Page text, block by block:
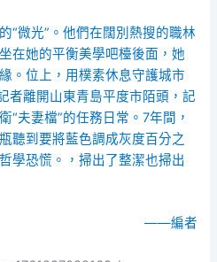
“微光”。他們在闊別熱搜的職林
在她的平衡美學吧檯後面，她
。位上，用樸素休息守護城市
者離開山東青島平度市陌頭，記
“夫妻檔”的任務日常。7年間，
聽到要將藍色調成灰度百分之
學恐慌。，掃出了整潔也掃出
——編者